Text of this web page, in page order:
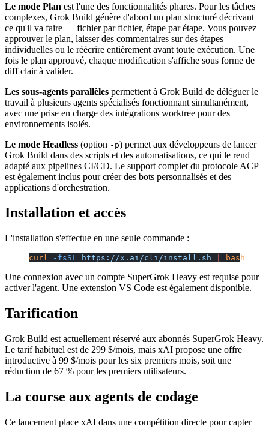
Le mode Plan est l'une des fonctionnalités phares. Pour les tâches
complexes, Grok Build génère d'abord un plan structuré décrivant
ce qu'il va faire — fichier par fichier, étape par étape. Vous pouvez
approuver le plan, laisser des commentaires sur des étapes
individuelles ou le réécrire entièrement avant toute exécution. Une
fois le plan approuvé, chaque modification s'affiche sous forme de
diff clair à valider.
Les sous-agents parallèles permettent à Grok Build de déléguer le
travail à plusieurs agents spécialisés fonctionnant simultanément,
avec une prise en charge des intégrations worktree pour des
environnements isolés.
Le mode Headless (option -p) permet aux développeurs de lancer
Grok Build dans des scripts et des automatisations, ce qui le rend
adapté aux pipelines CI/CD. Le support complet du protocole ACP
est également inclus pour créer des bots personnalisés et des
applications d'orchestration.
Installation et accès
L'installation s'effectue en une seule commande :
curl -fsSL https://x.ai/cli/install.sh bash
Une connexion avec un compte SuperGrok Heavy est requise pour
activer l'agent. Une extension VS Code est également disponible.
Tarification
Grok Build est actuellement réservé aux abonnés SuperGrok Heavy.
Le tarif habituel est de 299 $/mois, mais xAI propose une offre
introductive à 99 $/mois pour les six premiers mois, soit une
réduction de 67 % pour les premiers utilisateurs.
La course aux agents de codage
Ce lancement place xAI dans une compétition directe pour capter